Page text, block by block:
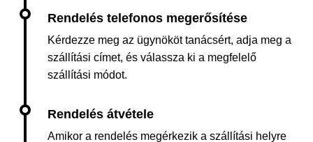
Kérdezze meg az ügynököt tanácsért, adja meg a
szállítási címet, és válassza ki a megfelelő
szállítási módot.
Amikor a rendelés megérkezik a szállítási helyre